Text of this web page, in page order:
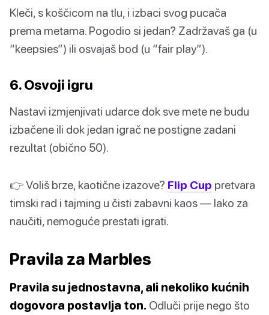
Kleči, s koščicom na tlu, i izbaci svog pucača
prema metama. Pogodio si jedan? Zadržavaš ga (u
“keepsies”) ili osvajaš bod (u “fair play”).
6. Osvoji igru
Nastavi izmjenjivati udarce dok sve mete ne budu
izbačene ili dok jedan igrač ne postigne zadani
rezultat (obično 50).
👉 Voliš brze, kaotične izazove? Flip Cup pretvara
timski rad i tajming u čisti zabavni kaos — lako za
naučiti, nemoguće prestati igrati.
Pravila za Marbles
Pravila su jednostavna, ali nekoliko kućnih
dogovora postavlja ton. Odluči prije nego što